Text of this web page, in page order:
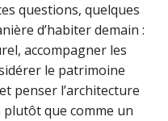
questions, quelques
d’habiter demain :
accompagner les
le patrimoine
penser l’architecture
que comme un